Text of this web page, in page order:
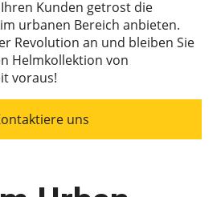
Kunden getrost die
urbanen Bereich anbieten.
Revolution an und bleiben Sie
Helmkollektion von
voraus!
uns